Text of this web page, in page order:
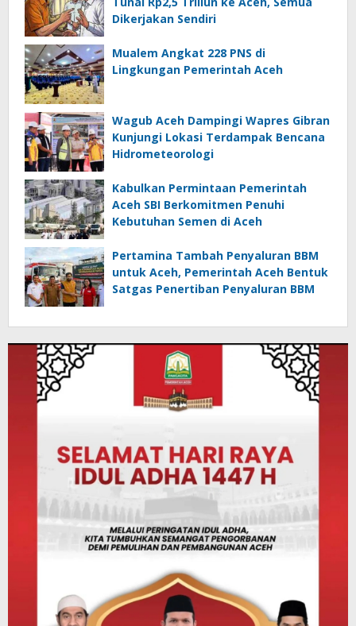
Dikerjakan Sendiri
Mualem Angkat 228 PNS di
Lingkungan Pemerintah Aceh
Wagub Aceh Dampingi Wapres Gibran
Kunjungi Lokasi Terdampak Bencana
Hidrometeorologi
Kabulkan Permintaan Pemerintah
Aceh SBI Berkomitmen Penuhi
Kebutuhan Semen di Aceh
Pertamina Tambah Penyaluran BBM
untuk Aceh, Pemerintah Aceh Bentuk
Satgas Penertiban Penyaluran BBM